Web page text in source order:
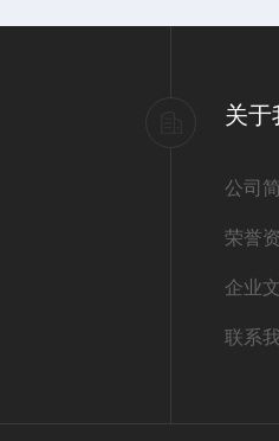
关于
公司
荣誉
企业
联系